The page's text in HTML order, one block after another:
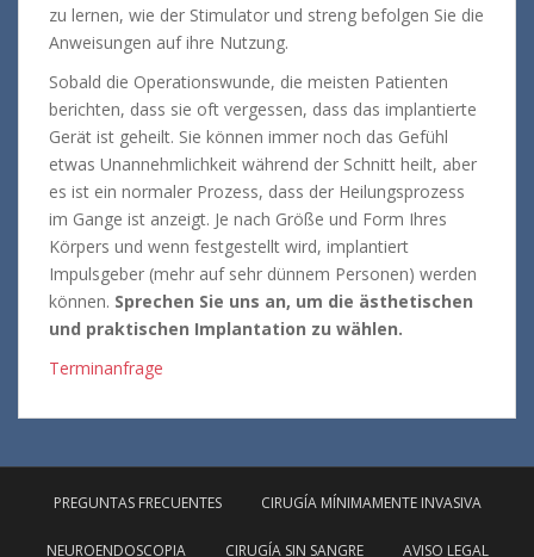
zu lernen, wie der Stimulator und streng befolgen Sie die
Anweisungen auf ihre Nutzung.
Sobald die Operationswunde, die meisten Patienten
berichten, dass sie oft vergessen, dass das implantierte
Gerät ist geheilt. Sie können immer noch das Gefühl
etwas Unannehmlichkeit während der Schnitt heilt, aber
es ist ein normaler Prozess, dass der Heilungsprozess
im Gange ist anzeigt. Je nach Größe und Form Ihres
Körpers und wenn festgestellt wird, implantiert
Impulsgeber (mehr auf sehr dünnem Personen) werden
können. Sprechen Sie uns an, um die ästhetischen
und praktischen Implantation zu wählen.
Terminanfrage
PREGUNTAS FRECUENTES CIRUGÍA MÍNIMAMENTE INVASIVA
NEUROENDOSCOPIA CIRUGÍA SIN SANGRE AVISO LEGAL